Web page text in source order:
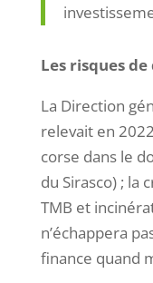
Les risques
La Direction
relevait en
corse dans le
du Sirasco) ; la
TMB et
n’échappera
finance quand